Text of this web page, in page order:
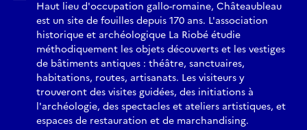
Haut lieu d'occupation gallo-romaine, Châteaubleau
est un site de fouilles depuis 170 ans. L'association
historique et archéologique La Riobé étudie
méthodiquement les objets découverts et les vestiges
de bâtiments antiques : théâtre, sanctuaires,
habitations, routes, artisanats. Les visiteurs y
trouveront des visites guidées, des initiations à
l'archéologie, des spectacles et ateliers artistiques, et
espaces de restauration et de marchandising.